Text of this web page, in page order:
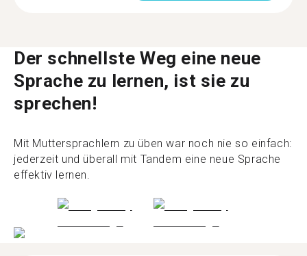
Der schnellste Weg eine neue
Sprache zu lernen, ist sie zu
sprechen!
Mit Muttersprachlern zu üben war noch nie so einfach:
jederzeit und überall mit Tandem eine neue Sprache
effektiv lernen.